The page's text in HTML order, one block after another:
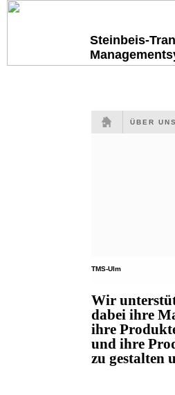
Steinbeis-
ÜBER
TMS-Ulm
Wir
dabei ihre
ihre
und ihre
zu gestalten